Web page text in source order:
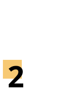
2